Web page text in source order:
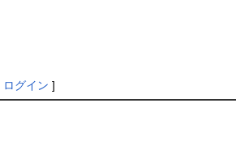
ログイン ]